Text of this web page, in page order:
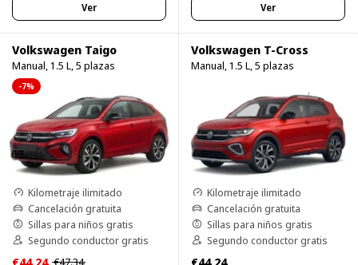
Ver Ver
Volkswagen Taigo
Manual, 1.5 L, 5 plazas
-7%
Kilometraje ilimitado
Cancelación gratuita
Sillas para niños gratis
Segundo conductor gratis
€47.34
Volkswagen T-Cross
Manual, 1.5 L, 5 plazas
Kilometraje ilimitado
Cancelación gratuita
Sillas para niños gratis
Segundo conductor gratis